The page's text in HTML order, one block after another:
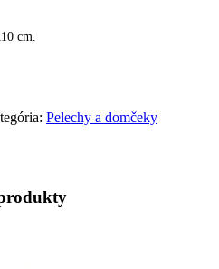
cm.
Pelechy a domčeky